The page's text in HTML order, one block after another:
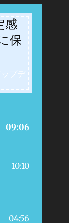
感
保
ップデ
09:06
10:10
04:56